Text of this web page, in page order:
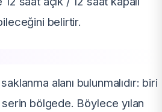
belirtir.
alanı bulunmalıdır: biri
bölgede. Böylece yılan